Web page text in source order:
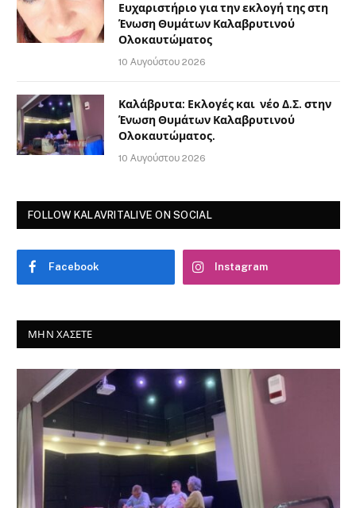
Ευχαριστήριο για την εκλογή της στη
Ένωση Θυμάτων Καλαβρυτινού
Ολοκαυτώματος
10 Αυγούστου 2026
Καλάβρυτα: Εκλογές και νέο Δ.Σ. στην
Ένωση Θυμάτων Καλαβρυτινού
Ολοκαυτώματος.
10 Αυγούστου 2026
FOLLOW KALAVRITALIVE ON SOCIAL
Facebook Instagram
ΜΗΝ ΧΆΣΕΤΕ